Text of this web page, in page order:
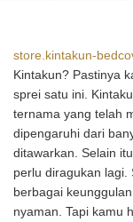
store.kintakun-
Kintakun? Pastinya
sprei satu ini.
ternama yang telah
dipengaruhi dari
ditawarkan. Selain
perlu diragukan lagi.
berbagai
nyaman. Tapi kamu